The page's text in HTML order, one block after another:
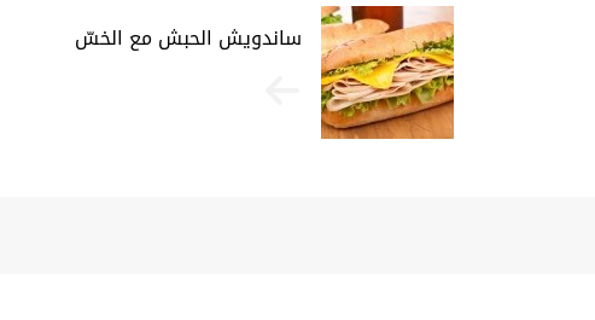
ساندويش الحبش مع الخسّ